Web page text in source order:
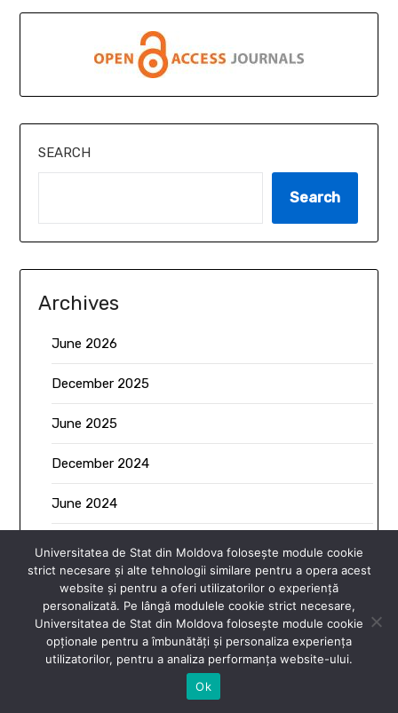
SEARCH
Search
Archives
June 2026
December 2025
June 2025
December 2024
June 2024
July 2023
December 2022
June 2022
Universitatea de Stat din Moldova folosește module cookie
strict necesare și alte tehnologii similare pentru a opera acest
website și pentru a oferi utilizatorilor o experiență
personalizată. Pe lângă modulele cookie strict necesare,
Universitatea de Stat din Moldova folosește module cookie
opționale pentru a îmbunătăți și personaliza experiența
utilizatorilor, pentru a analiza performanța website-ului.
Ok